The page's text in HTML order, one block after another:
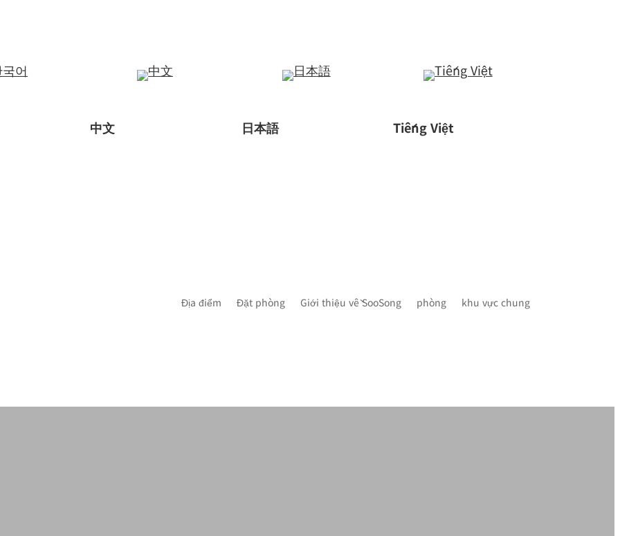
中文 日本語 Tiếng Việt
Địa điểm Đặt phòng Giới thiệu về SooSong phòng khu vực chung